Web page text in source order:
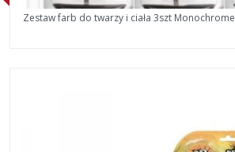
Zestaw farb do twarzy i ciała 3szt Monochrome